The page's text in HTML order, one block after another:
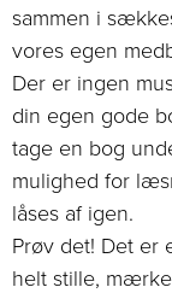
sammen i
vores egen
Der er ingen
din egen gode
tage en bog
mulighed for
låses af igen.
Prøv det! Det er
helt stille,